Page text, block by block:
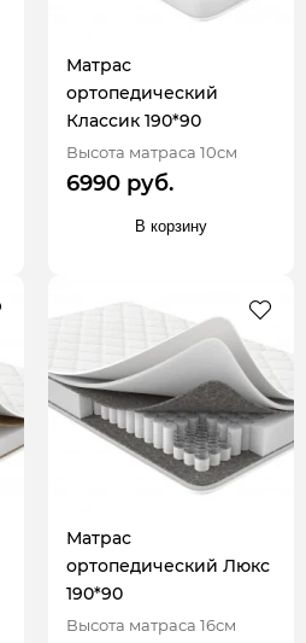
Матрас
ортопедический
Классик 190*90
Высота матраса 10см
6990 руб.
В корзину
Матрас
ортопедический Люкс
190*90
Высота матраса 16см